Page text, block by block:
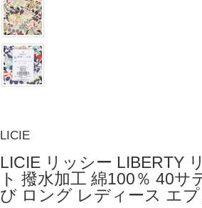
LICIE
LICIE リッシー LIBERTY
ト 撥水加工 綿100％ 40サ
び ロング レディース エ